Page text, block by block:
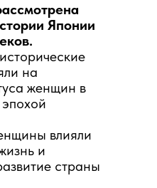
Японии
на
женщин в
влияли
и
страны